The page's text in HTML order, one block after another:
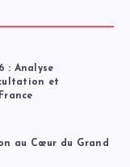
: Analyse
et
au Cœur du Grand